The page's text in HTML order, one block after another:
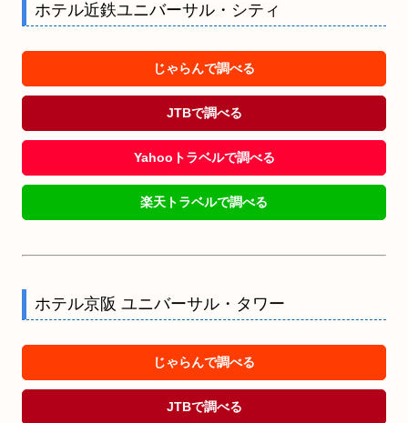
ホテル近鉄ユニバーサル・シティ
じゃらんで調べる
JTBで調べる
Yahooトラベルで調べる
楽天トラベルで調べる
ホテル京阪 ユニバーサル・タワー
じゃらんで調べる
JTBで調べる